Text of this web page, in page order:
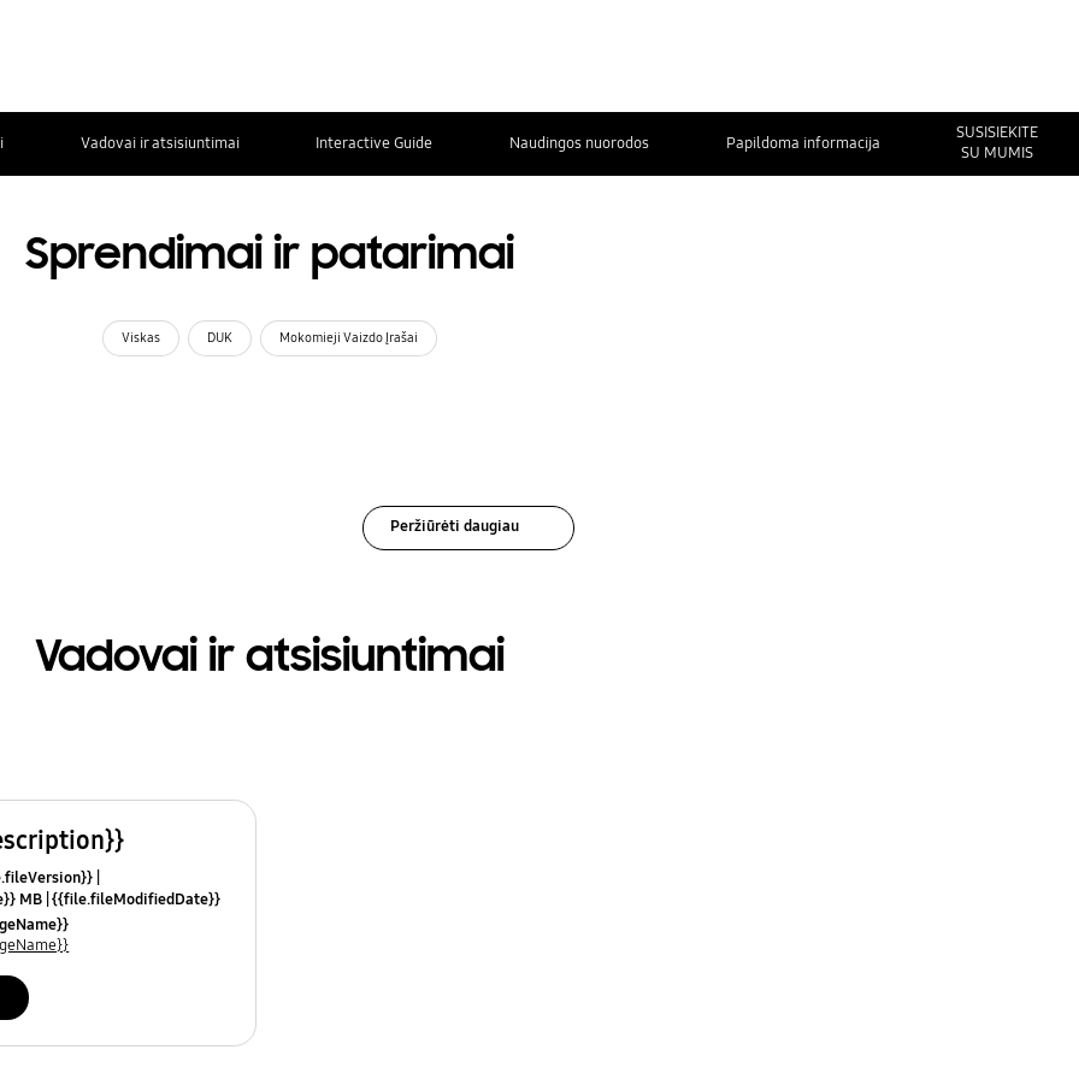
Vadovai ir atsisiuntimai Interactive Guide Naudingos nuorodos Papildoma informacija
SUSISIEKITE
SU MUMIS
Sprendimai ir patarimai
Viskas DUK Mokomieji Vaizdo Įrašai
Peržiūrėti daugiau
Vadovai ir atsisiuntimai
MB {{file.fileModifiedDate}}